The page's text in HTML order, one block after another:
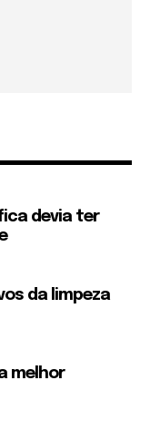
devia ter
da limpeza
melhor